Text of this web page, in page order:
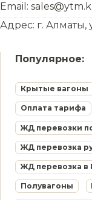
Email:
Адрес: г. Алматы,
Популярное:
Крытые вагоны
Оплата тарифа
ЖД перевозки
ЖД перевозка
ЖД перевозка в
Полувагоны